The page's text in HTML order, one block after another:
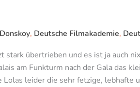
, Deutsche Filmakademie,
stark übertrieben und es ist ja auch
am Funkturm nach der Gala das
Lolas leider die sehr fetzige,